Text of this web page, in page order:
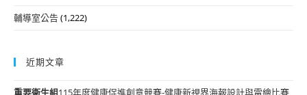
輔導室公告(1,222)
近期文章
重要衛生組115年度健康促進創意競賽-健康新視界海報設計與電繪比賽